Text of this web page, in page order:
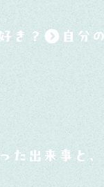
き？
た出来事と